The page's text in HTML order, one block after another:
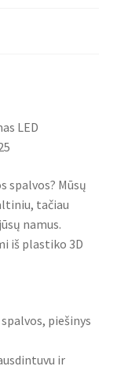
LED
spalvos? Mūsų
tačiau
namus.
iš plastiko 3D
piešinys
ir